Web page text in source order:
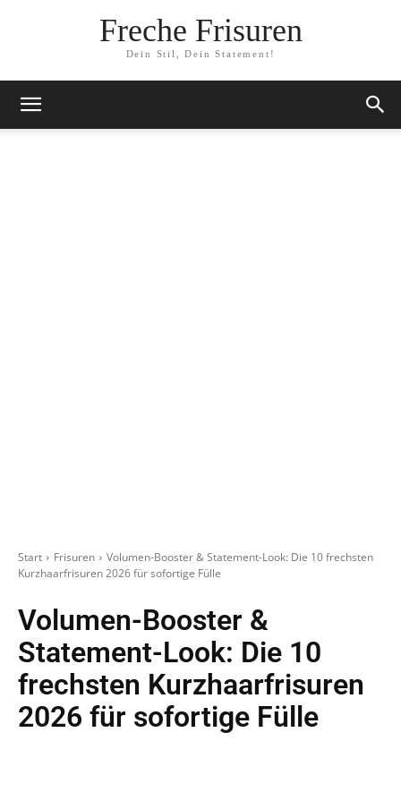
Freche Frisuren
Dein Stil, Dein Statement!
Start Frisuren
Volumen-Booster & Statement-Look: Die 10 frechsten
Kurzhaarfrisuren 2026 für sofortige Fülle
Volumen-Booster &
Statement-Look: Die 10
frechsten Kurzhaarfrisuren
2026 für sofortige Fülle